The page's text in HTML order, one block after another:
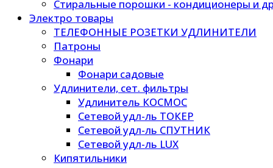
Стиральные порошки - кондиционеры и
Электро товары
ТЕЛЕФОННЫЕ РОЗЕТКИ УДЛИНИТЕЛИ
Патроны
Фонари
Фонари садовые
Удлинители, сет. фильтры
Удлинитель КОСМОС
Сетевой удл-ль ТОКЕР
Сетевой удл-ль СПУТНИК
Сетевой удл-ль LUX
Кипятильники